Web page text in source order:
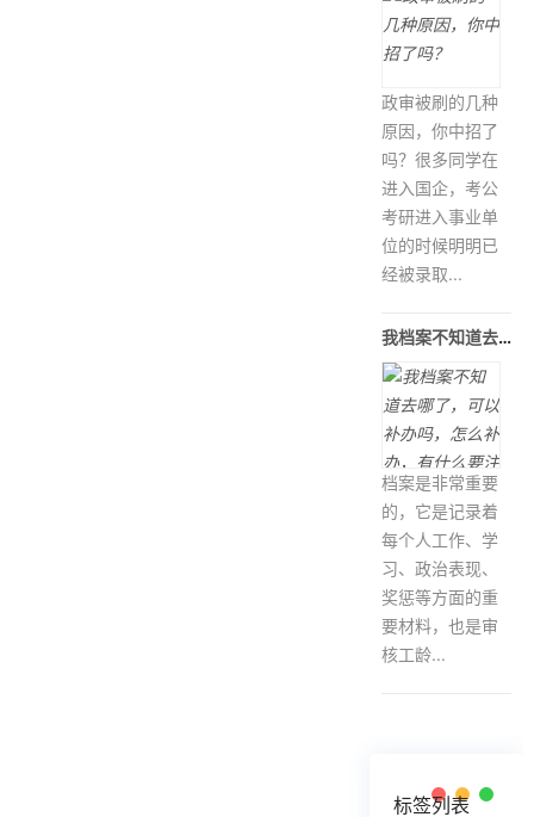
政审被刷的几种
原因，你中招了
吗？很多同学在
进入国企，考公
考研进入事业单
位的时候明明已
经被录取...
我档案不知道去哪了，可以补办吗，怎么
档案是非常重要
的，它是记录着
每个人工作、学
习、政治表现、
奖惩等方面的重
要材料，也是审
核工龄...
标签列表